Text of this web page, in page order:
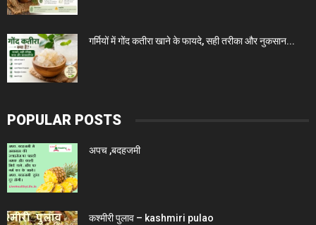
गर्मियों में गोंद कतीरा खाने के फायदे, सही तरीका और नुकसान...
POPULAR POSTS
अपच ,बदहजमी
कश्मीरी पुलाव – kashmiri pulao